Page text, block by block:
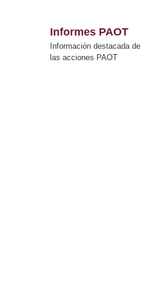
Informes PAOT
Información destacada de
las acciones PAOT